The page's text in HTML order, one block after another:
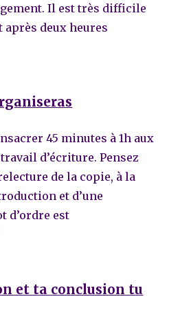
Il est très difficile
après deux heures
45 minutes à 1h aux
d’écriture. Pensez
de la copie, à la
et d’une
d’ordre est
et ta conclusion tu